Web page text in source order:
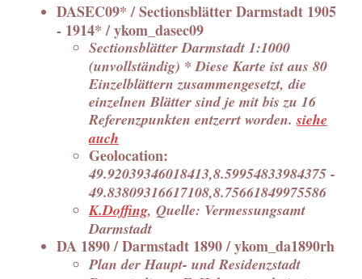
DASEC09* / Sectionsblätter Darmstadt 1905
- 1914* / ykom_dasec09
Sectionsblätter Darmstadt 1:1000
(unvollständig) * Diese Karte ist aus 80
Einzelblättern zusammengesetzt, die
einzelnen Blätter sind je mit bis zu 16
Referenzpunkten entzerrt worden.siehe
auch
Geolocation:
49.92039346018413,8.59954833984375 -
49.83809316617108,8.75661849975586
K.Doffing, Quelle: Vermessungsamt
Darmstadt
DA 1890 / Darmstadt 1890 / ykom_da1890rh
Plan der Haupt- und Residenzstadt